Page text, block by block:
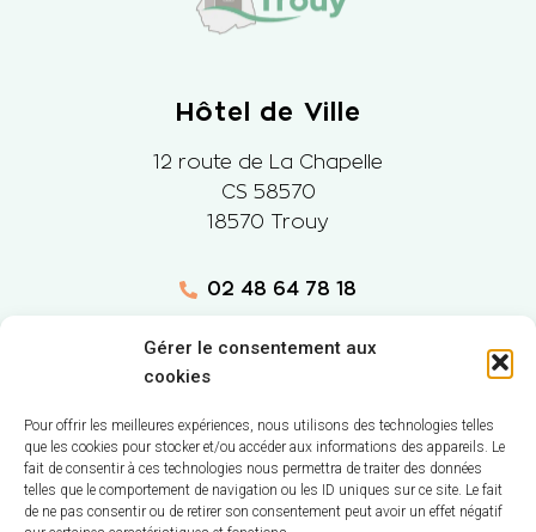
Gérer le consentement aux
cookies
Pour offrir les meilleures expériences, nous utilisons des technologies telles
que les cookies pour stocker et/ou accéder aux informations des appareils. Le
fait de consentir à ces technologies nous permettra de traiter des données
telles que le comportement de navigation ou les ID uniques sur ce site. Le fait
de ne pas consentir ou de retirer son consentement peut avoir un effet négatif
Hôtel de Ville
12 route de La Chapelle
CS 58570
18570 Trouy
02 48 64 78 18
Lundi: 9h-12h et 14h-17h
Mardi
: 9h-12h et 14h-18h